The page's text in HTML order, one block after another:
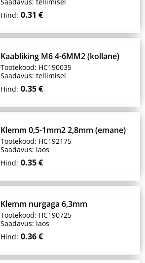
Hind: 0.31 €
Kaabliking M6 4-6MM2 (kollane)
Tootekood: HC190035
Saadavus: tellimisel
Hind: 0.35 €
Klemm 0,5-1mm2 2,8mm (emane)
Tootekood: HC192175
Saadavus: laos
Hind: 0.35 €
Klemm nurgaga 6,3mm
Tootekood: HC190725
Saadavus: laos
Hind: 0.36 €